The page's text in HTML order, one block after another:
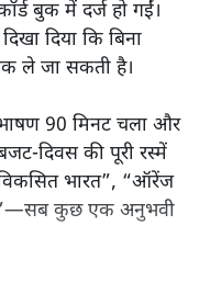
बुक में दर्ज हो गईं।
दिया कि बिना
ले जा सकती है।
भाषण 90 मिनट चला और
की पूरी रस्में
भारत”, “ऑरेंज
कुछ एक अनुभवी